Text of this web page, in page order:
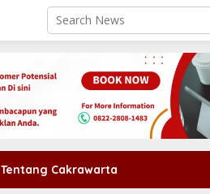
Tentang Cakrawarta